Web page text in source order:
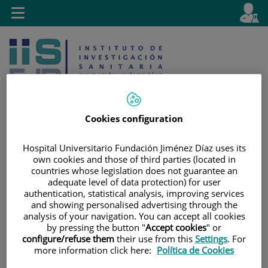
Jump to content
Language
Active
en
Search
Toggle
navigation
Cookies configuration
Hospital Universitario Fundación Jiménez Díaz uses its
own cookies and those of third parties (located in
countries whose legislation does not guarantee an
adequate level of data protection) for user
authentication, statistical analysis, improving services
and showing personalised advertising through the
analysis of your navigation. You can accept all cookies
by pressing the button "Accept cookies" or
configure/refuse them their use from this Settings. For
more information click here: Política de Cookies